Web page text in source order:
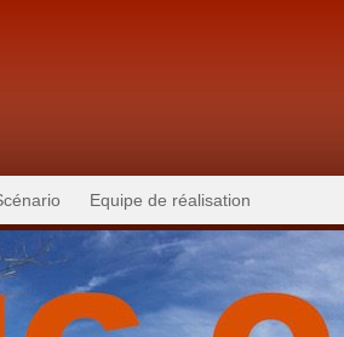
Equipe de réalisation